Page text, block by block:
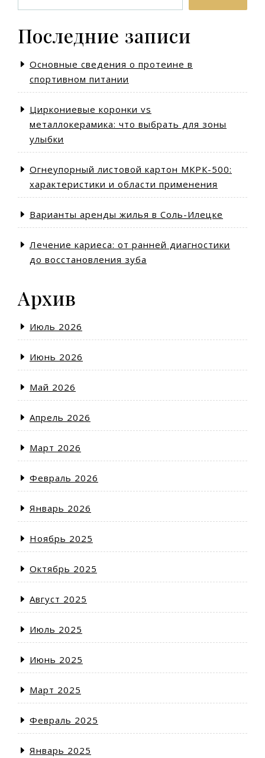
Последние записи
Основные сведения о протеине в
спортивном питании
Циркониевые коронки vs
металлокерамика: что выбрать для зоны
улыбки
Огнеупорный листовой картон МКРК-500:
характеристики и области применения
Варианты аренды жилья в Соль-Илецке
Лечение кариеса: от ранней диагностики
до восстановления зуба
Архив
Июль 2026
Июнь 2026
Май 2026
Апрель 2026
Март 2026
Февраль 2026
Январь 2026
Ноябрь 2025
Октябрь 2025
Август 2025
Июль 2025
Июнь 2025
Март 2025
Февраль 2025
Январь 2025